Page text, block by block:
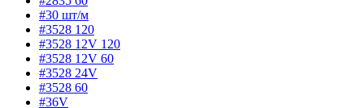
#30 шт/м
#3528 120
#3528 12V 120
#3528 12V 60
#3528 24V
#3528 60
#36V